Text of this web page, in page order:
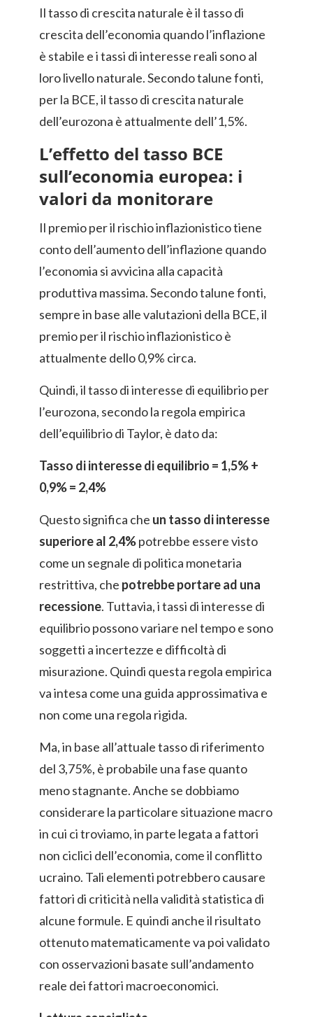
Il tasso di crescita naturale è il tasso di
crescita dell’economia quando l’inflazione
è stabile e i tassi di interesse reali sono al
loro livello naturale. Secondo talune fonti,
per la BCE, il tasso di crescita naturale
dell’eurozona è attualmente dell’1,5%.
L’effetto del tasso BCE
sull’economia europea: i
valori da monitorare
Il premio per il rischio inflazionistico tiene
conto dell’aumento dell’inflazione quando
l’economia si avvicina alla capacità
produttiva massima. Secondo talune fonti,
sempre in base alle valutazioni della BCE, il
premio per il rischio inflazionistico è
attualmente dello 0,9% circa.
Quindi, il tasso di interesse di equilibrio per
l’eurozona, secondo la regola empirica
dell’equilibrio di Taylor, è dato da:
Tasso di interesse di equilibrio = 1,5% +
0,9% = 2,4%
Questo significa che un tasso di interesse
superiore al 2,4%potrebbe essere visto
come un segnale di politica monetaria
restrittiva, che potrebbe portare ad una
recessione. Tuttavia, i tassi di interesse di
equilibrio possono variare nel tempo e sono
soggetti a incertezze e difficoltà di
misurazione. Quindi questa regola empirica
va intesa come una guida approssimativa e
non come una regola rigida.
Ma, in base all’attuale tasso di riferimento
del 3,75%, è probabile una fase quanto
meno stagnante. Anche se dobbiamo
considerare la particolare situazione macro
in cui ci troviamo, in parte legata a fattori
non ciclici dell’economia, come il conflitto
ucraino. Tali elementi potrebbero causare
fattori di criticità nella validità statistica di
alcune formule. E quindi anche il risultato
ottenuto matematicamente va poi validato
con osservazioni basate sull’andamento
reale dei fattori macroeconomici.